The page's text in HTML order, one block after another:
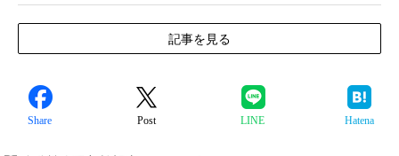
記事を見る
Share Post LINE Hatena